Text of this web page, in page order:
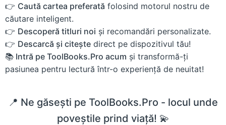
👉 Caută cartea preferată folosind motorul nostru de
căutare inteligent.
👉 Descoperă titluri noi și recomandări personalizate.
👉 Descarcă și citește direct pe dispozitivul tău!
📚 Intră pe ToolBooks.Pro acum și transformă-ți
pasiunea pentru lectură într-o experiență de neuitat!
📍 Ne găsești pe ToolBooks.Pro - locul unde
poveștile prind viață! 💫